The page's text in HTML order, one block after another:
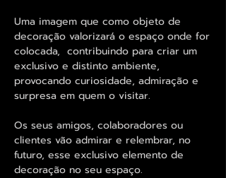
Uma imagem que como objeto de
decoração valorizará o espaço onde for
colocada, contribuindo para criar um
exclusivo e distinto ambiente,
provocando curiosidade, admiração e
surpresa em quem o visitar.
Os seus amigos, colaboradores ou
clientes vão admirar e relembrar, no
futuro, esse exclusivo elemento de
decoração no seu espaço.